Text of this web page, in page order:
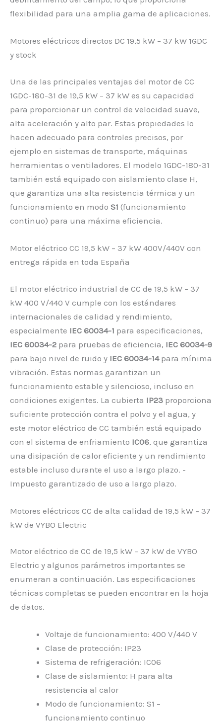
flexibilidad para una amplia gama de aplicaciones.
Motores eléctricos directos DC 19,5 kW – 37 kW 1GDC
y stock
Una de las principales ventajas del motor de CC
1GDC-180-31 de 19,5 kW – 37 kW es su capacidad
para proporcionar un control de velocidad suave,
alta aceleración y alto par. Estas propiedades lo
hacen adecuado para controles precisos, por
ejemplo en sistemas de transporte, máquinas
herramientas o ventiladores. El modelo 1GDC-180-31
también está equipado con aislamiento clase H,
que garantiza una alta resistencia térmica y un
funcionamiento en modo S1 (funcionamiento
continuo) para una máxima eficiencia.
Motor eléctrico CC 19,5 kW – 37 kW 400V/440V con
entrega rápida en toda España
El motor eléctrico industrial de CC de 19,5 kW – 37
kW 400 V/440 V cumple con los estándares
internacionales de calidad y rendimiento,
especialmente IEC 60034-1 para especificaciones,
IEC 60034-2 para pruebas de eficiencia, IEC 60034-9
para bajo nivel de ruido y IEC 60034-14para mínima
vibración. Estas normas garantizan un
funcionamiento estable y silencioso, incluso en
condiciones exigentes. La cubierta IP23 proporciona
suficiente protección contra el polvo y el agua, y
este motor eléctrico de CC también está equipado
con el sistema de enfriamiento IC06, que garantiza
una disipación de calor eficiente y un rendimiento
estable incluso durante el uso a largo plazo. -
Impuesto garantizado de uso a largo plazo.
Motores eléctricos CC de alta calidad de 19,5 kW – 37
kW de VYBO Electric
Motor eléctrico de CC de 19,5 kW – 37 kW de VYBO
Electric y algunos parámetros importantes se
enumeran a continuación. Las especificaciones
técnicas completas se pueden encontrar en la hoja
de datos.
Voltaje de funcionamiento: 400 V/440 V
Clase de protección: IP23
Sistema de refrigeración: IC06
Clase de aislamiento: H para alta
resistencia al calor
Modo de funcionamiento: S1 –
funcionamiento continuo